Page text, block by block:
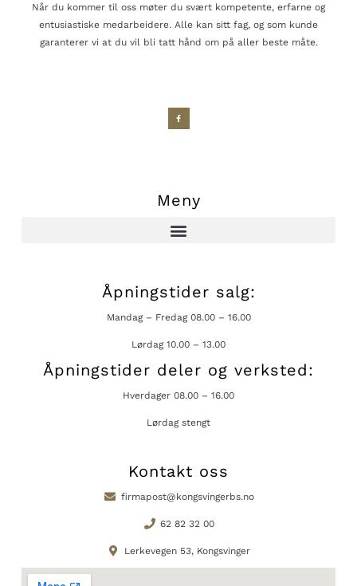
Når du kommer til oss møter du svært kompetente, erfarne og
entusiastiske medarbeidere. Alle kan sitt fag, og som kunde
garanterer vi at du vil bli tatt hånd om på aller beste måte.
Meny
Åpningstider salg:
Mandag – Fredag 08.00 – 16.00
Lørdag 10.00 – 13.00
Åpningstider deler og verksted:
Hverdager 08.00 – 16.00
Lørdag stengt
Kontakt oss
firmapost@kongsvingerbs.no
62 82 32 00
Lerkevegen 53, Kongsvinger